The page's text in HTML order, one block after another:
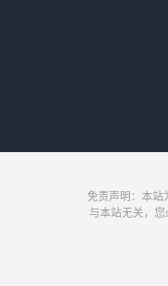
免责声明：本站
与本站无关，